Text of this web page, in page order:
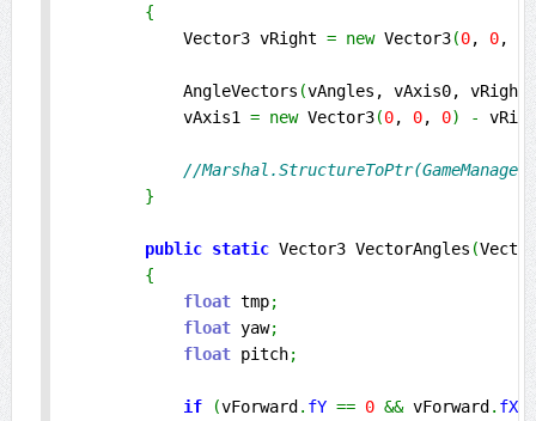
{
            Vector3 vRight
= new Vector3(0, 0,
            AngleVectors
(vAngles, vAxis0,
            vAxis1
= new Vector3(0, 0, 0) -
//
}
public static Vector3 VectorAngles (
{
float tmp;
float yaw;
float pitch;
if (vForward . fY == 0 && vForward . fX